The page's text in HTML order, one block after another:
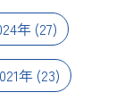
年(27)
年 (23)